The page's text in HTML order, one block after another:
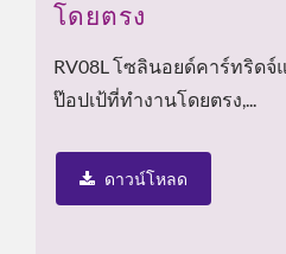
โดยตรง
RV08L โซลินอยด์คาร์ทริดจ์
ป๊อปเป้ที่ทำงานโดยตรง,...
ดาวน์โหลด